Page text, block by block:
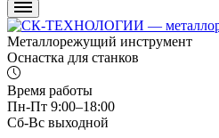
Металлорежущий инструмент
Оснастка для станков
Время работы
Пн-Пт 9:00–18:00
Сб-Вс выходной